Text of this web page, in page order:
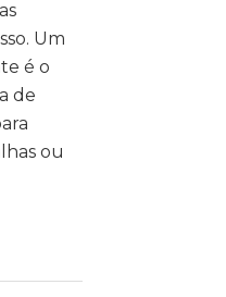
Um
é o
de
ou